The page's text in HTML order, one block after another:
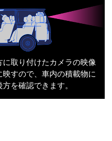
取り付けたカメラの映像
すので、車内の積載物に
を確認できます。